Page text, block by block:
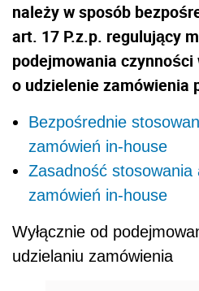
należy w sposób
art. 17 P.z.p. regulujący
podejmowania
o udzielenie zamówienia
Bezpośrednie
zamówień in-house
Zasadność stosowania
zamówień in-house
Wyłącznie od
udzielaniu zamówienia